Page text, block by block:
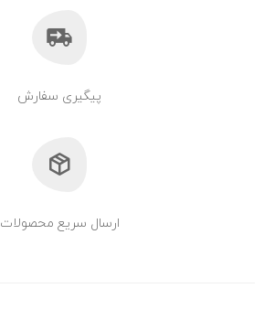
پیگیری سفارش
ارسال سریع محصولات